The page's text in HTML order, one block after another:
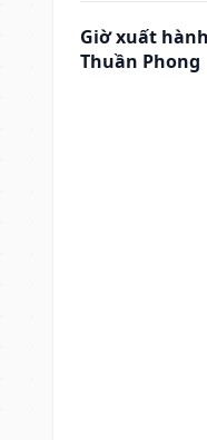
Giờ xuất
Thuần Phong